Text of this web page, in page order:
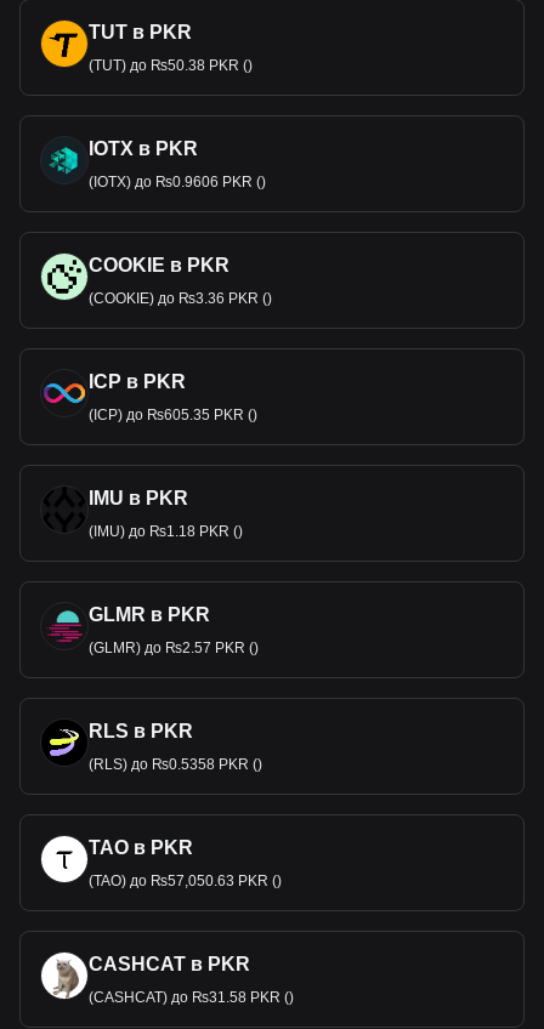
TUT в PKR
(TUT) до ₨50.38 PKR ()
IOTX в PKR
(IOTX) до ₨0.9606 PKR ()
COOKIE в PKR
(COOKIE) до ₨3.36 PKR ()
ICP в PKR
(ICP) до ₨605.35 PKR ()
IMU в PKR
(IMU) до ₨1.18 PKR ()
GLMR в PKR
(GLMR) до ₨2.57 PKR ()
RLS в PKR
(RLS) до ₨0.5358 PKR ()
TAO в PKR
(TAO) до ₨57,050.63 PKR ()
CASHCAT в PKR
(CASHCAT) до ₨31.58 PKR ()